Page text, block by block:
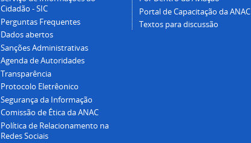
Cidadão - SIC
Perguntas Frequentes
Dados abertos
Sanções Administrativas
Agenda de Autoridades
Transparência
Protocolo Eletrêonico
Segurança da Informação
Comissão de Ética da ANAC
Política de Relacionamento na
Redes Sociais
Portal de Capacitação da ANAC
Textos para discussão